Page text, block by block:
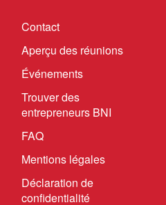
Contact
Aperçu des réunions
Événements
Trouver des
entrepreneurs BNI
FAQ
Mentions légales
Déclaration de
confidentialité